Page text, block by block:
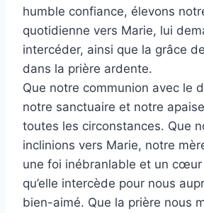
humble confiance, élevons
quotidienne vers Marie, lui
intercéder, ainsi que la grâce
dans la prière ardente.
Que notre communion avec le
notre sanctuaire et notre
toutes les circonstances. Que
inclinions vers Marie, notre
une foi inébranlable et un
qu’elle intercède pour nous
bien-aimé. Que la prière nous